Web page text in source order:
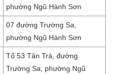
phường Ngũ Hành Sơn
07 đường Trường Sa,
phường Ngũ Hành Sơn
Tổ 53 Tân Trà, đường
Trường Sa, phường Ngũ